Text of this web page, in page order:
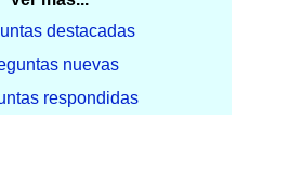
destacadas
nuevas
respondidas